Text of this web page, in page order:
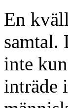
En
samtal.
inte
inträde